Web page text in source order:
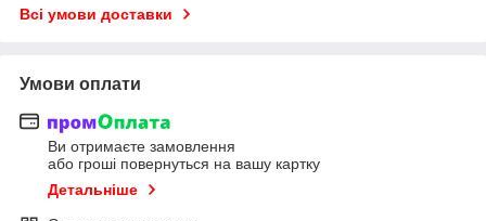
Всі умови доставки
Умови оплати
Ви отримаєте замовлення
або гроші повернуться на вашу картку
Детальніше